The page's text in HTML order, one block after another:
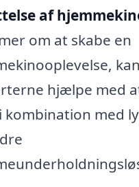
af
om at skabe en
kan
hjælpe med
kombination med